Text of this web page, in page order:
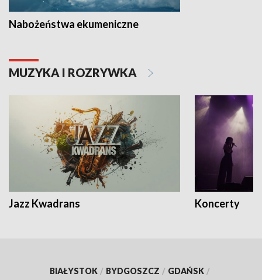
Nabożeństwa ekumeniczne
MUZYKA I ROZRYWKA
Jazz Kwadrans Koncerty
BIAŁYSTOK / BYDGOSZCZ / GDAŃSK /